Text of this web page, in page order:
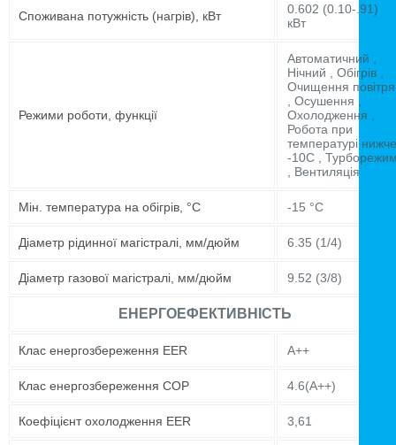
Споживана потужність (нагрів), кВт
0.602 (0.10-.91)
кВт
Режими роботи, функції
Автоматичний ,
Нічний , Обігрів ,
Очищення повітря
, Осушення ,
Охолодження ,
Робота при
температурі нижче
-10C ,
, Вентиляція
Мін. температура на обігрів, °C -15 °C
Діаметр рідинної магістралі, мм/дюйм 6.35 (1/4)
Діаметр газової магістралі, мм/дюйм 9.52 (3/8)
ЕНЕРГОЕФЕКТИВНІСТЬ
Клас енергозбереження EER A++
Клас енергозбереження COP 4.6(А++)
Коефіцієнт охолодження EER 3,61